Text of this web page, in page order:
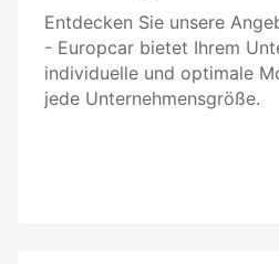
Entdecken Sie unsere
- Europcar bietet Ihrem
individuelle und optimale
jede Unternehmensgröße.